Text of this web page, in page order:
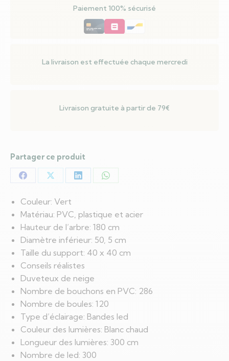
Couleur: Vert
Matériau: PVC, plastique et acier
Hauteur de l’arbre: 180 cm
Diamètre inférieur: 50, 5 cm
Taille du support: 40 x 40 cm
Conseils réalistes
Duveteux de neige
Nombre de bouchons en PVC: 286
Nombre de boules: 120
Type d’éclairage: Bandes led
Couleur des lumières: Blanc chaud
Longueur des lumières: 300 cm
Nombre de led: 300
Paiement 100% sécurisé
La livraison est effectuée chaque mercredi
Livraison gratuite à partir de 79€
Partager ce produit
Partager
sur
Facebook
Partager
sur
X
Partager
LinkedIn
Partager
WhatsApp